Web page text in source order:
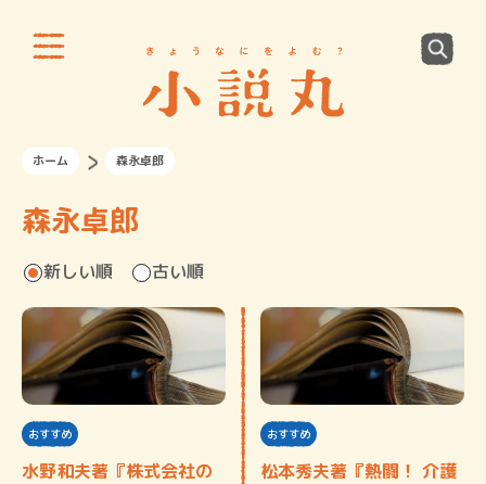
ホーム 森永卓郎
森永卓郎
新しい順 古い順
おすすめ
水野和夫著『株式会社の
おすすめ
松本秀夫著『熱闘！ 介護